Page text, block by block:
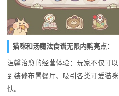
猫咪和汤魔法食谱无限内购亮点：
温馨治愈的经营体验：玩家不仅可
到装修布置餐厅、吸引各类可爱猫
快。